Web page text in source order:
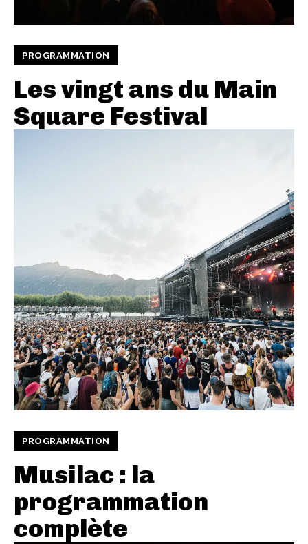
PROGRAMMATION
Les vingt ans du Main
Square Festival
PROGRAMMATION
Musilac : la
programmation
complète